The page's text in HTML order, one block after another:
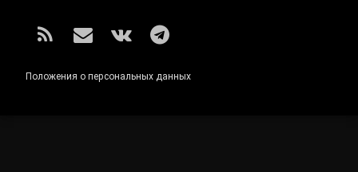
RSS E-mailВКонтакте
Telegram
Положения о персональных данных